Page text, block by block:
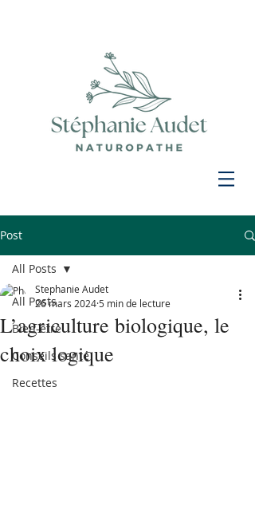
Post
All Posts
Bien-être
Conseils santé
Recettes
All Posts
L’agriculture biologique, le
choix logique
Stephanie Audet
26 mars 2024 5 min de lecture